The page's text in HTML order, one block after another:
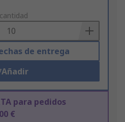
de entrega
Añadir
para pedidos
€